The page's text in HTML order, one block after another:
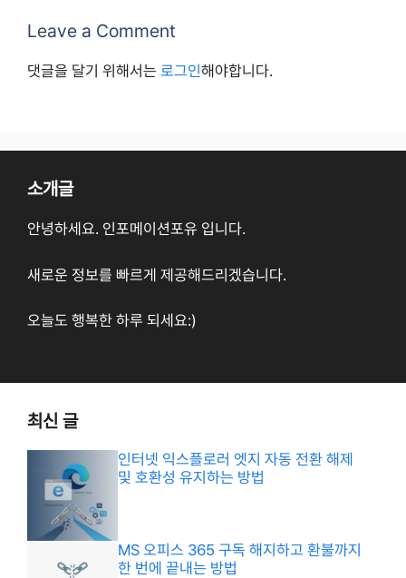
Leave a Comment
댓글을 달기 위해서는 로그인해야합니다.
소개글
안녕하세요. 인포메이션포유 입니다.
새로운 정보를 빠르게 제공해드리겠습니다.
오늘도 행복한 하루 되세요:)
최신 글
인터넷 익스플로러 엣지 자동 전환 해제
및 호환성 유지하는 방법
MS 오피스 365 구독 해지하고 환불까지
한 번에 끝내는 방법